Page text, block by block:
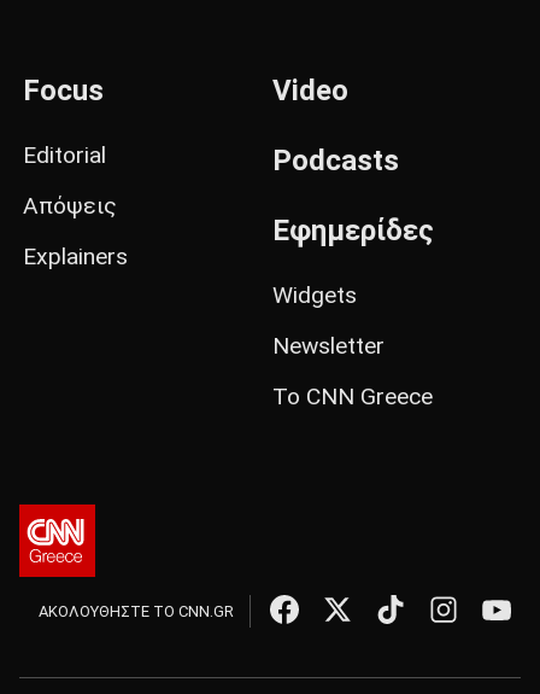
Focus
Editorial
Απόψεις
Explainers
Video
Podcasts
Εφημερίδες
Widgets
Newsletter
Το CNN Greece
ΑΚΟΛΟΥΘΗΣΤΕ ΤΟ CNN.GR